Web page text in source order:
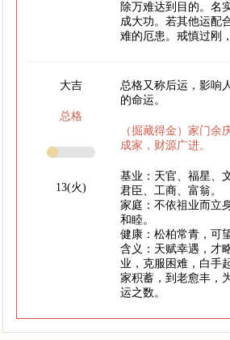
除万难达到目的。名
成大功。若其他运配
难的厄患。戒慎过刚
大吉
总格
13(火)
总格又称后运，影响
的命运。
（掘藏得金）家门余
成家，财源广进。
基业：天官、福星、
君臣、工商、富翁。
家庭：不依祖业而立
和睦。
健康：松柏常青，可
含义：天赋幸遇，才
业，克服困难，白手
家积蓄，到老愈丰，
运之数。